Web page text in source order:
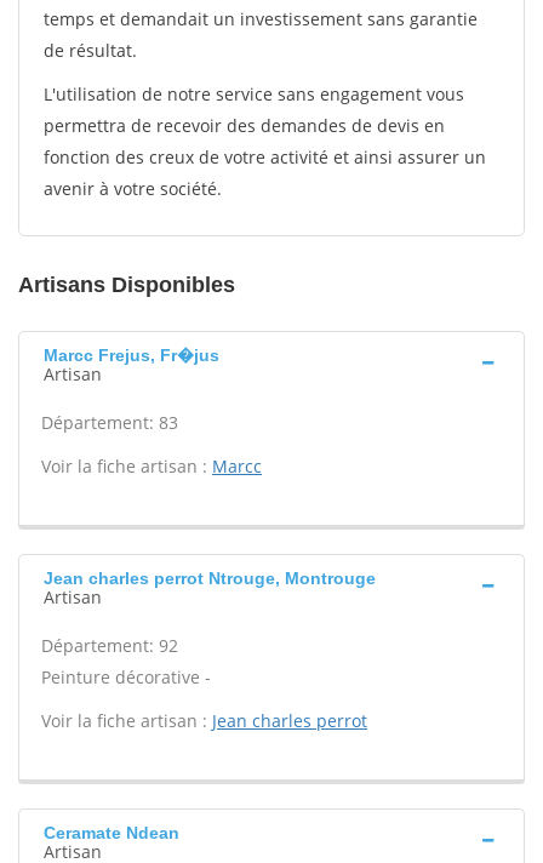
temps et demandait un investissement sans garantie
de résultat.
L'utilisation de notre service sans engagement vous
permettra de recevoir des demandes de devis en
fonction des creux de votre activité et ainsi assurer un
avenir à votre société.
Artisans Disponibles
Marcc Frejus, Fr�jus
Artisan
Département: 83
Voir la fiche artisan : Marcc
Jean charles perrot Ntrouge, Montrouge
Artisan
Département: 92
Peinture décorative -
Voir la fiche artisan : Jean charles perrot
Ceramate Ndean
Artisan